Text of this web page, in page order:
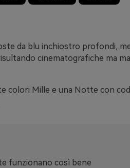
da blu inchiostro profondi,
cinematografiche ma
colori Mille e una Notte con
funzionano così bene